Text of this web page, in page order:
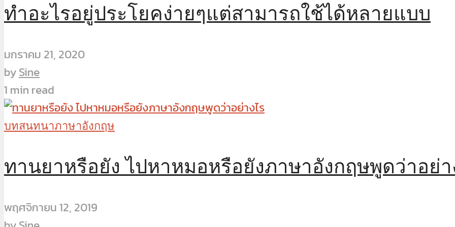
ทำอะไรอยู่ประโยคง่ายๆแต่สามารถใช้ได้หลายแบบ
มกราคม 21, 2020
bySine
1 min read
บทสนทนาภาษาอังกฤษ
ทานยาหรือยัง ไปหาหมอหรือยังภาษาอังกฤษพูดว่าอย่า
พฤศจิกายน 12, 2019